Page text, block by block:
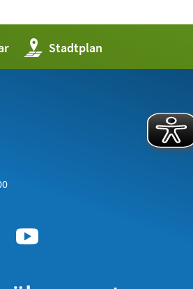
Stadtplan
(Öffnet
in
einem